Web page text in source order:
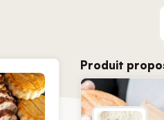
Produit